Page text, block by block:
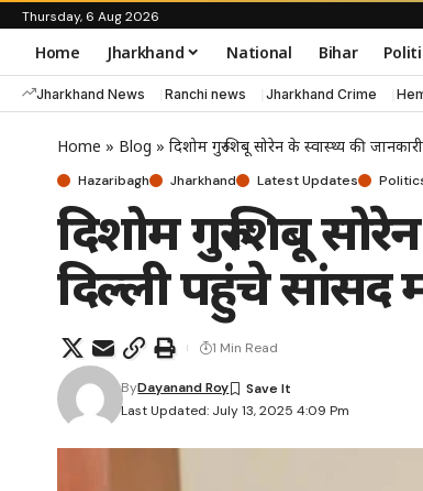
Thursday, 6 Aug 2026
Home Jharkhand National Bihar
Jharkhand News Ranchi news Jharkhand Crime
Home » Blog » दिशोम गुरु शिबू सोरेन के स्वास्थ्य की
Hazaribagh Jharkhand Latest Updates
दिशोम गुरु शिबू
दिल्ली पहुंचे सांसद
Last Updated: July 13, 2025 4:09 Pm
ByDayanand Roy
1 Min Read